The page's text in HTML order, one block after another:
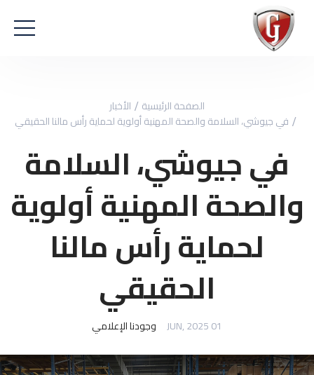
الصفحة الرئيسية
الأخبار
في جيوشي، السلامة والصحة المهنية أولوية لحماية رأس مالنا الحقيقي
في جيوشي، السلامة
والصحة المهنية أولوية
لحماية رأس مالنا
الحقيقي
01 JUN, 2025 وجودنا الإعلامي